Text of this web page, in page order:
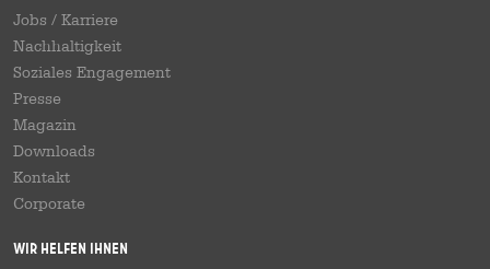
Jobs / Karriere
Nachhaltigkeit
Soziales Engagement
Presse
Magazin
Downloads
Kontakt
Corporate
Wir helfen Ihnen